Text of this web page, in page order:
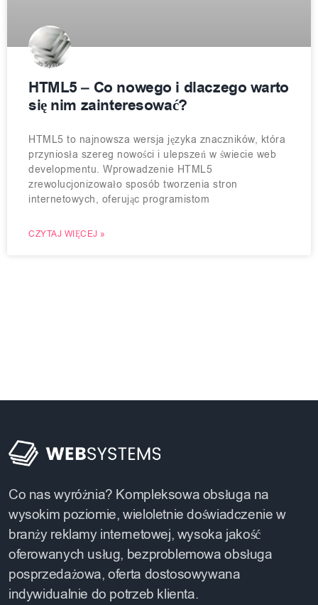
HTML5 – Co nowego i dlaczego warto
się nim zainteresować?
HTML5 to najnowsza wersja języka znaczników, która
przyniosła szereg nowości i ulepszeń w świecie web
developmentu. Wprowadzenie HTML5
zrewolucjonizowało sposób tworzenia stron
internetowych, oferując programistom
CZYTAJ WIĘCEJ »
Co nas wyróżnia? Kompleksowa obsługa na
wysokim poziomie, wieloletnie doświadczenie w
branży reklamy internetowej, wysoka jakość
oferowanych usług, bezproblemowa obsługa
posprzedażowa, oferta dostosowywana
indywidualnie do potrzeb klienta.